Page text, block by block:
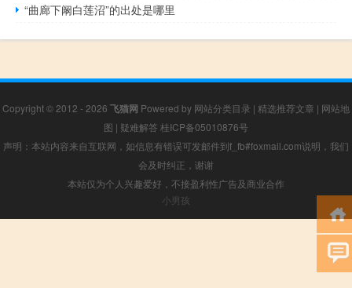
“曲廊下阚白莲沼”的出处是哪里
Copyright © 2012 - 2026 飞猫网 Powered by 网站分类目录 | 精选推荐文章 | 网站地
图 | 疑难解答 桂ICP备05010876号
声明：本站内容来自互联网，如信息有错误可发邮件到f_fb#foxmail.com说明，我们
会及时纠正，谢谢
本站仅为个人兴趣爱好，不接盈利性广告及商业合作
小男孩